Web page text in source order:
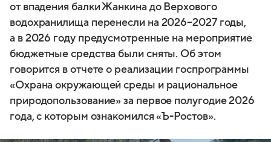
от впадения балки Жанкина до Верхового
водохранилища перенесли на 2026−2027 годы,
а в 2026 году предусмотренные на мероприятие
бюджетные средства были сняты. Об этом
говорится в отчете о реализации госпрограммы
«Охрана окружающей среды и рациональное
природопользование» за первое полугодие 2026
года, с которым ознакомился «Ъ-Ростов».